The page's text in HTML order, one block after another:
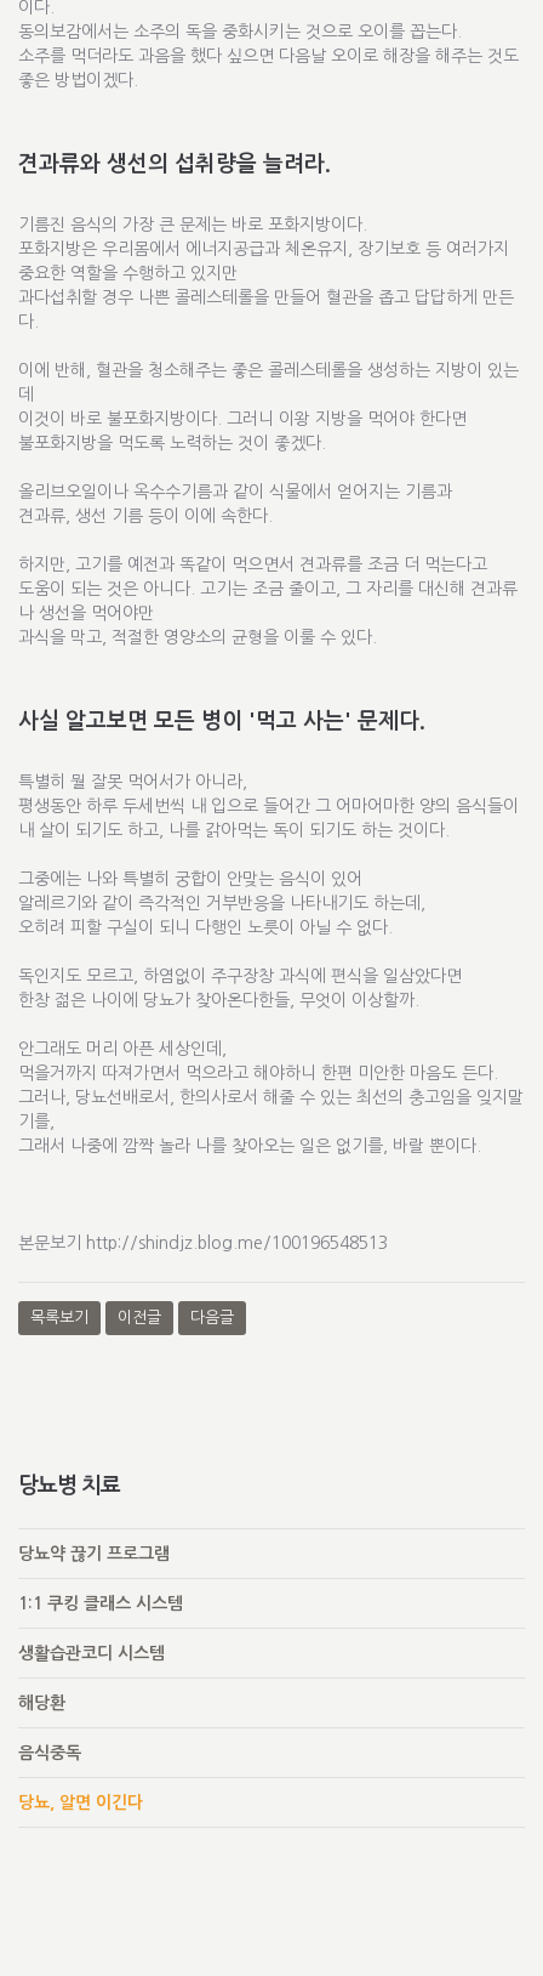
이다.
동의보감에서는 소주의 독을 중화시키는 것으로 오이를 꼽는다.
소주를 먹더라도 과음을 했다 싶으면 다음날 오이로 해장을 해주는 것도
좋은 방법이겠다.
견과류와 생선의 섭취량을 늘려라.
기름진 음식의 가장 큰 문제는 바로 포화지방이다.
포화지방은 우리몸에서 에너지공급과 체온유지, 장기보호 등 여러가지
중요한 역할을 수행하고 있지만
과다섭취할 경우 나쁜 콜레스테롤을 만들어 혈관을 좁고 답답하게 만든
다.
이에 반해, 혈관을 청소해주는 좋은 콜레스테롤을 생성하는 지방이 있는
데
이것이 바로 불포화지방이다. 그러니 이왕 지방을 먹어야 한다면
불포화지방을 먹도록 노력하는 것이 좋겠다.
올리브오일이나 옥수수기름과 같이 식물에서 얻어지는 기름과
견과류, 생선 기름 등이 이에 속한다.
하지만, 고기를 예전과 똑같이 먹으면서 견과류를 조금 더 먹는다고
도움이 되는 것은 아니다. 고기는 조금 줄이고, 그 자리를 대신해 견과류
나 생선을 먹어야만
과식을 막고, 적절한 영양소의 균형을 이룰 수 있다.
사실 알고보면 모든 병이 '먹고 사는' 문제다.
특별히 뭘 잘못 먹어서가 아니라,
평생동안 하루 두세번씩 내 입으로 들어간 그 어마어마한 양의 음식들이
내 살이 되기도 하고, 나를 갉아먹는 독이 되기도 하는 것이다.
그중에는 나와 특별히 궁합이 안맞는 음식이 있어
알레르기와 같이 즉각적인 거부반응을 나타내기도 하는데,
오히려 피할 구실이 되니 다행인 노릇이 아닐 수 없다.
독인지도 모르고, 하염없이 주구장창 과식에 편식을 일삼았다면
한창 젊은 나이에 당뇨가 찾아온다한들, 무엇이 이상할까.
안그래도 머리 아픈 세상인데,
먹을거까지 따져가면서 먹으라고 해야하니 한편 미안한 마음도 든다.
그러나, 당뇨선배로서, 한의사로서 해줄 수 있는 최선의 충고임을 잊지말
기를,
그래서 나중에 깜짝 놀라 나를 찾아오는 일은 없기를, 바랄 뿐이다.
본문보기 http://shindjz.blog.me/100196548513
목록보기 이전글 다음글
당뇨병 치료
당뇨약 끊기 프로그램
1:1 쿠킹 클래스 시스템
생활습관코디 시스템
해당환
음식중독
당뇨, 알면 이긴다